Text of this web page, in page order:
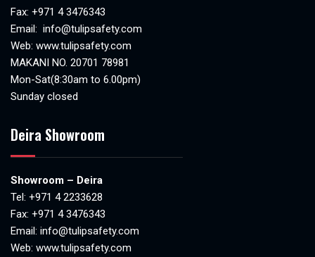
Fax: +971 4 3476343
Email: info@tulipsafety.com
Web: www.tulipsafety.com
MAKANI NO. 20701 78981
Mon-Sat(8:30am to 6.00pm)
Sunday closed
Deira Showroom
Showroom – Deira
Tel: +971 4 2233628
Fax: +971 4 3476343
Email: info@tulipsafety.com
Web: www.tulipsafety.com